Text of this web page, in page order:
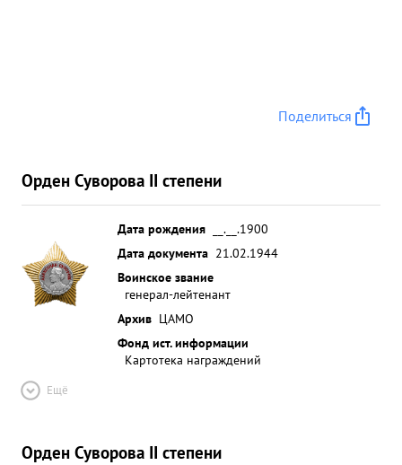
Поделиться
Орден Суворова II степени
Дата рождения
__.__.1900
Дата документа 21.02.1944
Воинское звание
генерал-лейтенант
Архив ЦАМО
Фонд ист. информации
Картотека награждений
Ещё
Орден Суворова II степени